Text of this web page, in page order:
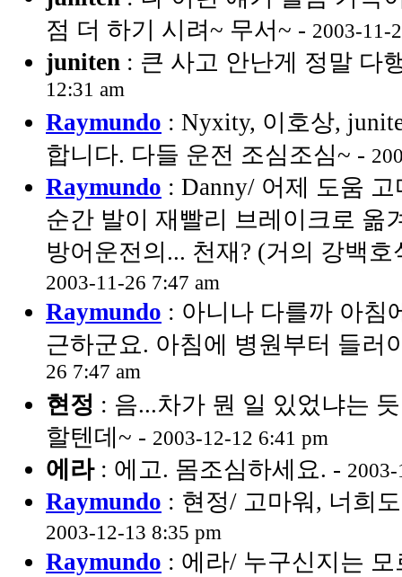
점 더 하기 시려~ 무서~ - 2003-11-
juniten : 큰 사고 안난게 정말 다
12:31 am
Raymundo : Nyxity, 이호상,
합니다. 다들 운전 조심조심~ -
Raymundo : Danny/ 어제 도움
순간 발이 재빨리 브레이크로 옮
방어운전의... 천재? (거의 강백
2003-11-26 7:47 am
Raymundo : 아니나 다를까 아침
근하군요. 아침에 병원부터 들러
26 7:47 am
현정 : 음...차가 뭔 일 있었냐는
할텐데~ - 2003-12-12 6:41 pm
에라 : 에고. 몸조심하세요. -
Raymundo : 현정/ 고마워, 너희
2003-12-13 8:35 pm
Raymundo : 에라/ 누구신지는